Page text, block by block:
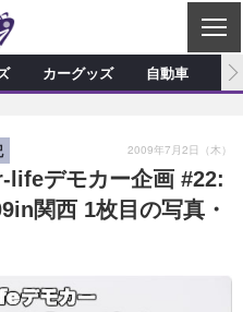
C
L
S
E
ショップ訪問記
デモカー製作記
カスタマイズ新製品情報
カーグッズ新製品情報
カーグッズ 自動車
lifeデモカー企画 #22:
関西 1枚目の写真・
2009年7月2日（木）